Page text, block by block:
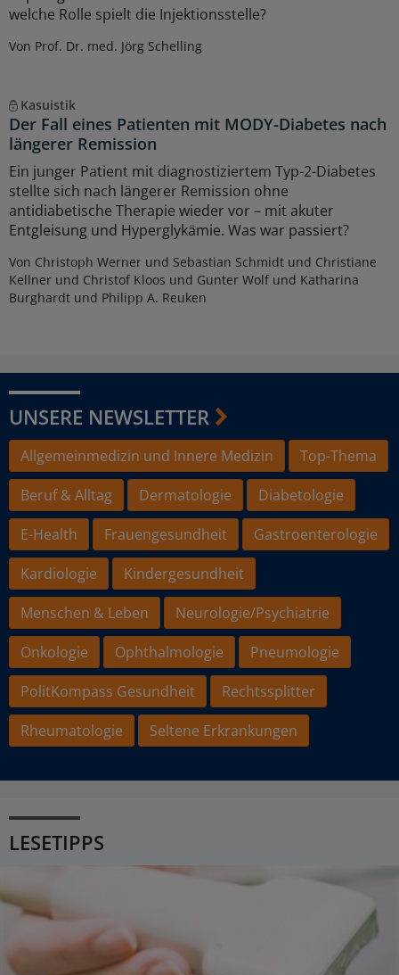
welche Rolle spielt die Injektionsstelle?
Von Prof. Dr. med. Jörg Schelling
Kasuistik
Der Fall eines Patienten mit MODY-Diabetes nach
längerer Remission
Ein junger Patient mit diagnostiziertem Typ-2-Diabetes
stellte sich nach längerer Remission ohne
antidiabetische Therapie wieder vor – mit akuter
Entgleisung und Hyperglykämie. Was war passiert?
Von Christoph Werner und Sebastian Schmidt und Christiane
Kellner und Christof Kloos und Gunter Wolf und Katharina
Burghardt und Philipp A. Reuken
UNSERE NEWSLETTER
Allgemeinmedizin und Innere Medizin
Top-Thema
Beruf & Alltag
Dermatologie
Diabetologie
E-Health
Frauengesundheit
Gastroenterologie
Kardiologie
Kindergesundheit
Menschen & Leben
Neurologie/Psychiatrie
Onkologie
Ophthalmologie
Pneumologie
PolitKompass Gesundheit
Rechtssplitter
Rheumatologie
Seltene Erkrankungen
LESETIPPS